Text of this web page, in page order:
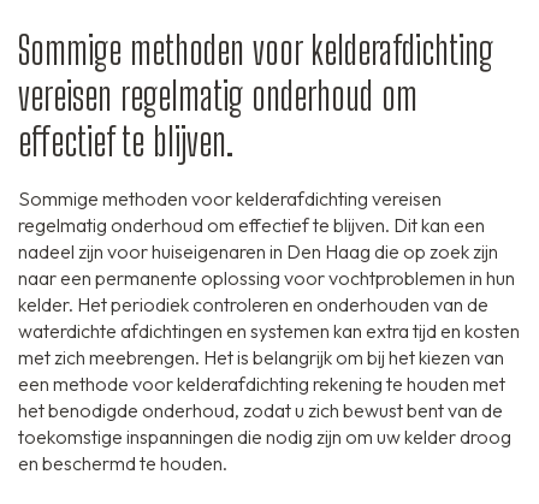
Sommige methoden voor kelderafdichting
vereisen regelmatig onderhoud om
effectief te blijven.
Sommige methoden voor kelderafdichting vereisen
regelmatig onderhoud om effectief te blijven. Dit kan een
nadeel zijn voor huiseigenaren in Den Haag die op zoek zijn
naar een permanente oplossing voor vochtproblemen in hun
kelder. Het periodiek controleren en onderhouden van de
waterdichte afdichtingen en systemen kan extra tijd en kosten
met zich meebrengen. Het is belangrijk om bij het kiezen van
een methode voor kelderafdichting rekening te houden met
het benodigde onderhoud, zodat u zich bewust bent van de
toekomstige inspanningen die nodig zijn om uw kelder droog
en beschermd te houden.